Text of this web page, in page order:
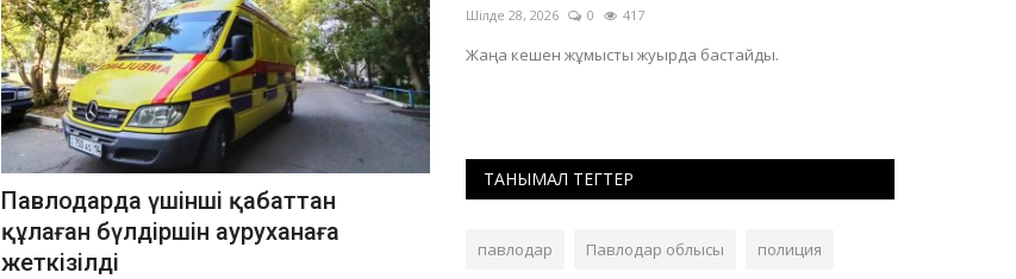
Павлодарда үшінші қабаттан
құлаған бүлдіршін ауруханаға
жеткізілді
Қосалқы станцияларда жөндеу жұмыстары жүргізіледі. Шілде 28, 2026 0 417
Жаңа кешен жұмысты жуырда бастайды.
ТАНЫМАЛ ТЕГТЕР
павлодар Павлодар облысы полиция